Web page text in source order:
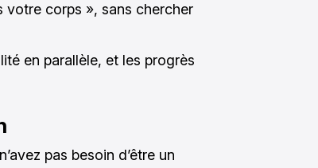
votre corps », sans chercher
en parallèle, et les progrès
pas besoin d’être un